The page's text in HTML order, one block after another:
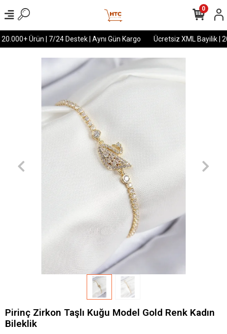
Ürün | 7/24 Destek | Aynı Gün Kargo Ücretsiz XML Bayilik |
0
Pirinç Zirkon Taşlı Kuğu Model Gold Renk Kadın
Bileklik